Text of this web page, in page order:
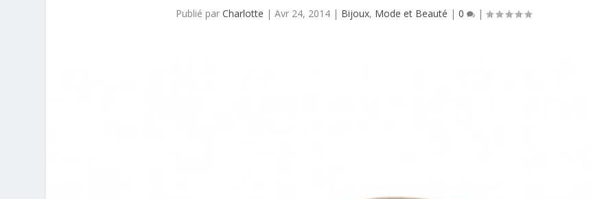
Publié par Charlotte | Avr 24, 2014| Bijoux, Mode et Beauté | 0 |